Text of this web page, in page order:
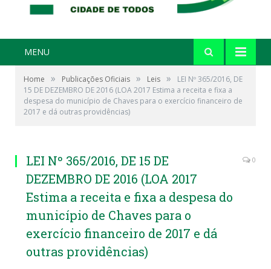
MENU
Home » Publicações Oficiais » Leis »
LEI Nº 365/2016, DE
15 DE DEZEMBRO DE 2016 (LOA 2017 Estima a receita e fixa a
despesa do município de Chaves para o exercício financeiro de
2017 e dá outras providências)
LEI Nº 365/2016, DE 15 DE
DEZEMBRO DE 2016 (LOA 2017
Estima a receita e fixa a despesa do
município de Chaves para o
exercício financeiro de 2017 e dá
outras providências)
0